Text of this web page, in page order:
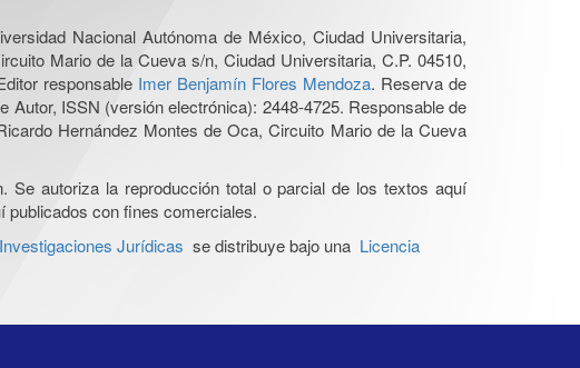
Nacional Autónoma de México, Ciudad Universitaria,
Mario de la Cueva s/n, Ciudad Universitaria, C.P. 04510,
responsable Imer Benjamín Flores Mendoza. Reserva de
ISSN (versión electrónica): 2448-4725. Responsable de
Hernández Montes de Oca, Circuito Mario de la Cueva
Se autoriza la reproducción total o parcial de los textos aquí
publicados con fines comerciales.
Jurídicas se distribuye bajo una Licencia